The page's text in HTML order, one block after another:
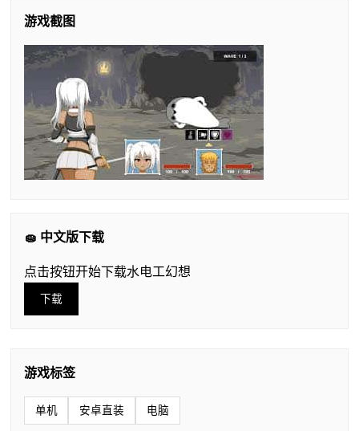
游戏截图
🧽 中文版下载
点击按钮开始下载水电工幻想
下载
游戏标签
单机 安卓直装 电脑